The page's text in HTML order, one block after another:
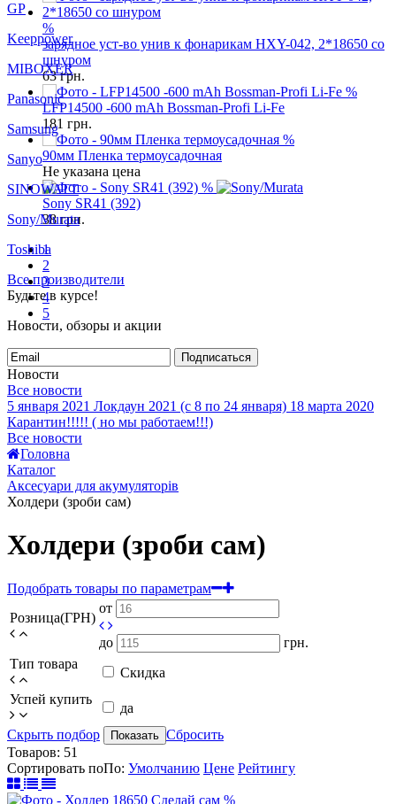
%
зарядное уст-во унив к фонарикам HXY-042, 2*18650 со
шнуром
63грн.
%
LFP14500 -600 mAh Bossman-Profi Li-Fe
181 грн.
%
90мм Пленка термоусадочная
Не указана цена
%
Sony SR41 (392)
38грн.
1
2
3
4
5
GP
Keeppower
MIBOXER
Panasonic
Samsung
Sanyo
SINOWATT
Sony/Murata
Toshiba
Все производители
Будьте в курсе!
Новости, обзоры и акции
Подписаться
Новости
Все новости
5 января 2021 Локдаун 2021 (с 8 по 24 января) 18 марта 2020
Карантин!!!!! ( но мы работаем!!!)
Все новости
Головна
Каталог
Аксесуари для акумуляторів
Холдери (зроби сам)
Холдери (зроби сам)
Подобрать товары по параметрам
Розница(ГРН)
от
до
грн.
Тип товара
Скидка
Успей купить
да
Скрыть подбор
Показать Сбросить
Товаров: 51
Сортировать поПо: Умолчанию Цене Рейтингу
%